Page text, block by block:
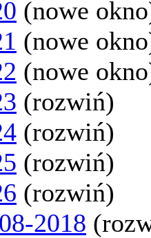
(nowe
(nowe
(nowe
(rozwiń)
(rozwiń)
(rozwiń)
(rozwiń)
2018